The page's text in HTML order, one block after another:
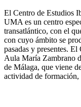
El Centro de Estudios
UMA es un centro
transatlántico, con el
con cuyo ámbito se
pasadas y presentes.
Aula María Zambrano
de Málaga, que viene
actividad de